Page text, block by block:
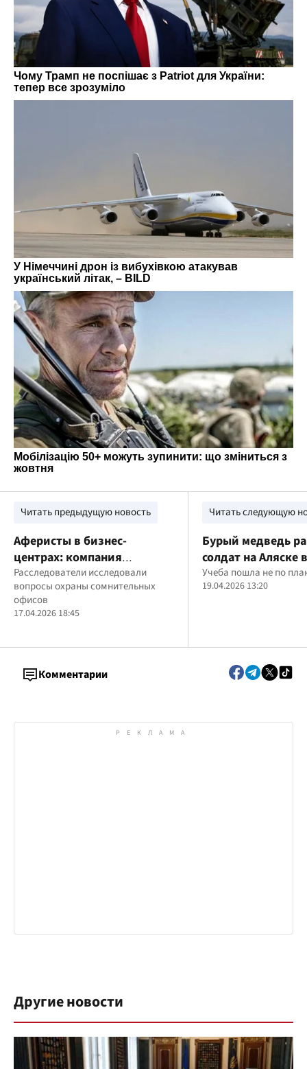
Читать предыдущую новость
Аферисты в бизнес-
центрах: компания
"Венбест" опровергает
причастность к охране
мошеннических "офисов"
Расследователи исследовали
вопросы охраны сомнительных
офисов
17.04.2026 18:45
Читать следующую
Бурый медведь
солдат на Аляске
тренировочного
мероприятия
Учеба пошла не по
19.04.2026 13:20
Комментарии
Другие новости